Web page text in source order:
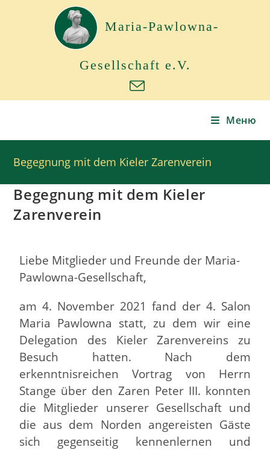
Maria-Pawlowna-
Gesellschaft e.V.
Меню
Begegnung mit dem Kieler Zarenverein
Begegnung mit dem Kieler
Zarenverein
Liebe Mitglieder und Freunde der Maria-
Pawlowna-Gesellschaft,
am 4. November 2021 fand der 4. Salon
Maria Pawlowna statt, zu dem wir eine
Delegation des Kieler Zarenvereins zu
Besuch hatten. Nach dem
erkenntnisreichen Vortrag von Herrn
Stange über den Zaren Peter III. konnten
die Mitglieder unserer Gesellschaft und
die aus dem Norden angereisten Gäste
sich gegenseitig kennenlernen und